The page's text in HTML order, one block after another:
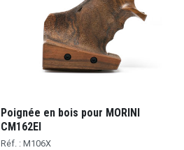
Poignée en bois pour MORINI
CM162EI
Réf. : M106X